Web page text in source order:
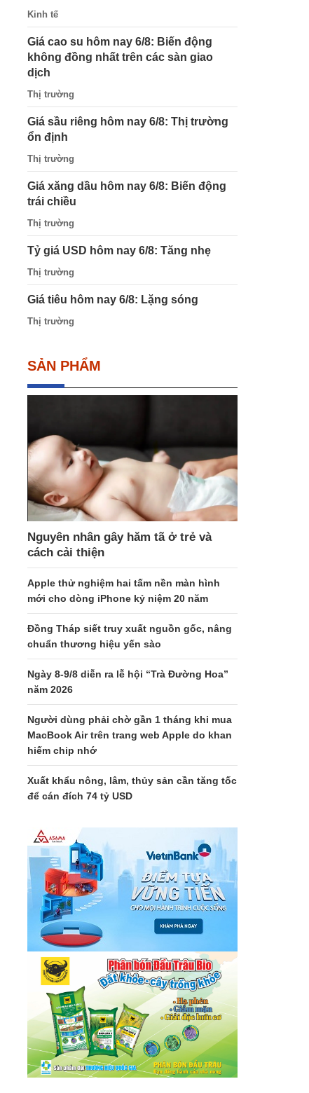
Kinh tế
Giá cao su hôm nay 6/8: Biến động
không đồng nhất trên các sàn giao
dịch
Thị trường
Giá sầu riêng hôm nay 6/8: Thị trường
ổn định
Thị trường
Giá xăng dầu hôm nay 6/8: Biến động
trái chiều
Thị trường
Tỷ giá USD hôm nay 6/8: Tăng nhẹ
Thị trường
Giá tiêu hôm nay 6/8: Lặng sóng
Thị trường
SẢN PHẨM
Nguyên nhân gây hăm tã ở trẻ và
cách cải thiện
Apple thử nghiệm hai tấm nền màn hình
mới cho dòng iPhone kỷ niệm 20 năm
Đồng Tháp siết truy xuất nguồn gốc, nâng
chuẩn thương hiệu yến sào
Ngày 8-9/8 diễn ra lễ hội “Trà Đường Hoa”
năm 2026
Người dùng phải chờ gần 1 tháng khi mua
MacBook Air trên trang web Apple do khan
hiếm chip nhớ
Xuất khẩu nông, lâm, thủy sản cần tăng tốc
để cán đích 74 tỷ USD